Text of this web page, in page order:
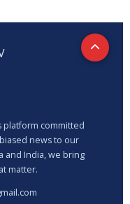
platform committed
news to our
and India, we bring
matter.